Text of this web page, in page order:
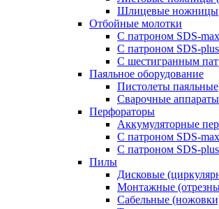
Шлицевые ножницы
Отбойные молотки
С патроном SDS-max
С патроном SDS-plus
С шестигранным
Паяльное оборудование
Пистолеты паяльные
Сварочные
Перфораторы
Аккумуляторные
С патроном SDS-max
С патроном SDS-plus
Пилы
Дисковые
Монтажные
Сабельные